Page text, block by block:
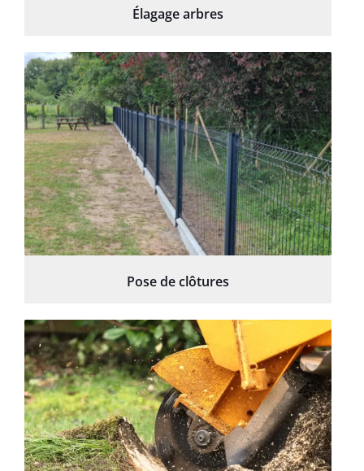
Élagage arbres
Pose de clôtures